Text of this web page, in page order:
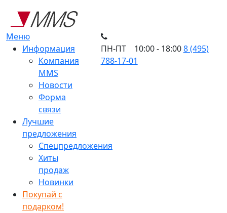
Меню
Информация
Компания
MMS
Новости
Форма
связи
Лучшие
предложения
Спецпредложения
Хиты
продаж
Новинки
Покупай с
подарком!
ПН-ПТ 10:00 - 18:008 (495)
788-17-01